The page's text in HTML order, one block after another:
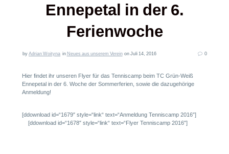
Ennepetal in der 6.
Ferienwoche
byAdrian Woityna inNeues aus unserem Verein on Juli 14, 2016 0
Hier findet ihr unseren Flyer für das Tenniscamp beim TC Grün-Weiß
Ennepetal in der 6. Woche der Sommerferien, sowie die dazugehörige
Anmeldung!
[ddownload id=“1679″ style=“link“ text=“Anmeldung Tenniscamp 2016″]
[ddownload id=“1678″ style=“link“ text=“Flyer Tenniscamp 2016″]